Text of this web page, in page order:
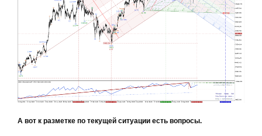
А вот к разметке по текущей ситуации есть вопросы.